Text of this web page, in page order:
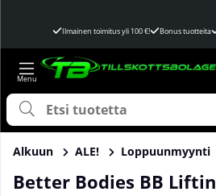
Ilmainen toimitus yli 100 €! Bonus tuotteita
Alkuun ALE! Loppuunmyynti
Better Bodies BB